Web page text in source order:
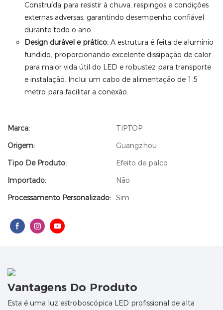
Construída para resistir à chuva, respingos e condições
externas adversas, garantindo desempenho confiável
durante todo o ano.
Design durável e prático:A estrutura é feita de alumínio
fundido, proporcionando excelente dissipação de calor
para maior vida útil do LED e robustez para transporte
e instalação. Inclui um cabo de alimentação de 1,5
metro para facilitar a conexão.
Marca:
TIPTOP
Origem:
Guangzhou
Tipo De Produto:
Efeito de palco
Importado:
Não
Processamento Personalizado: Sim
Vantagens Do Produto
Esta é uma luz estroboscópica LED profissional de alta